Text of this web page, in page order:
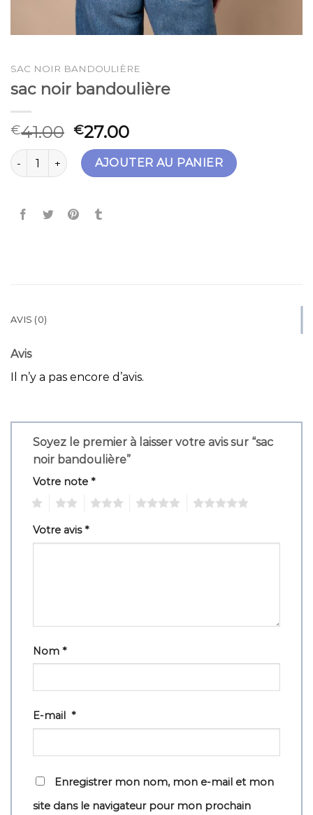
SAC NOIR BANDOULIÈRE
sac noir bandoulière
€41.00 €27.00
quantité de sac noir bandoulière
AJOUTER AU PANIER
AVIS (0)
Avis
Il n’y a pas encore d’avis.
Soyez le premier à laisser votre avis sur “sac
noir bandoulière”
Votre note *
Votre avis*
Nom *
E-mail *
Enregistrer mon nom, mon e-mail et mon
site dans le navigateur pour mon prochain